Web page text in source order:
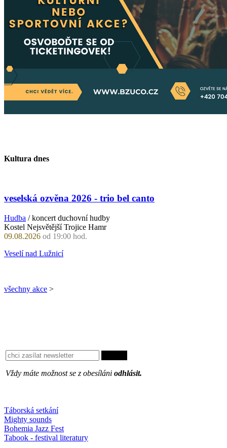
Kultura dnes
veselská ozvěna 2026 - trio bel canto
Hudba / koncert duchovní hudby
Kostel Nejsvětější Trojice Hamr
09.08.2026 od 19:00 hod.
Veselí nad Lužnicí
všechny akce >
Vždy máte možnost se z obesíláni odhlásit.
Táborská setkání
Mighty sounds
Bohemia Jazz Fest
Tabook - festival literatury